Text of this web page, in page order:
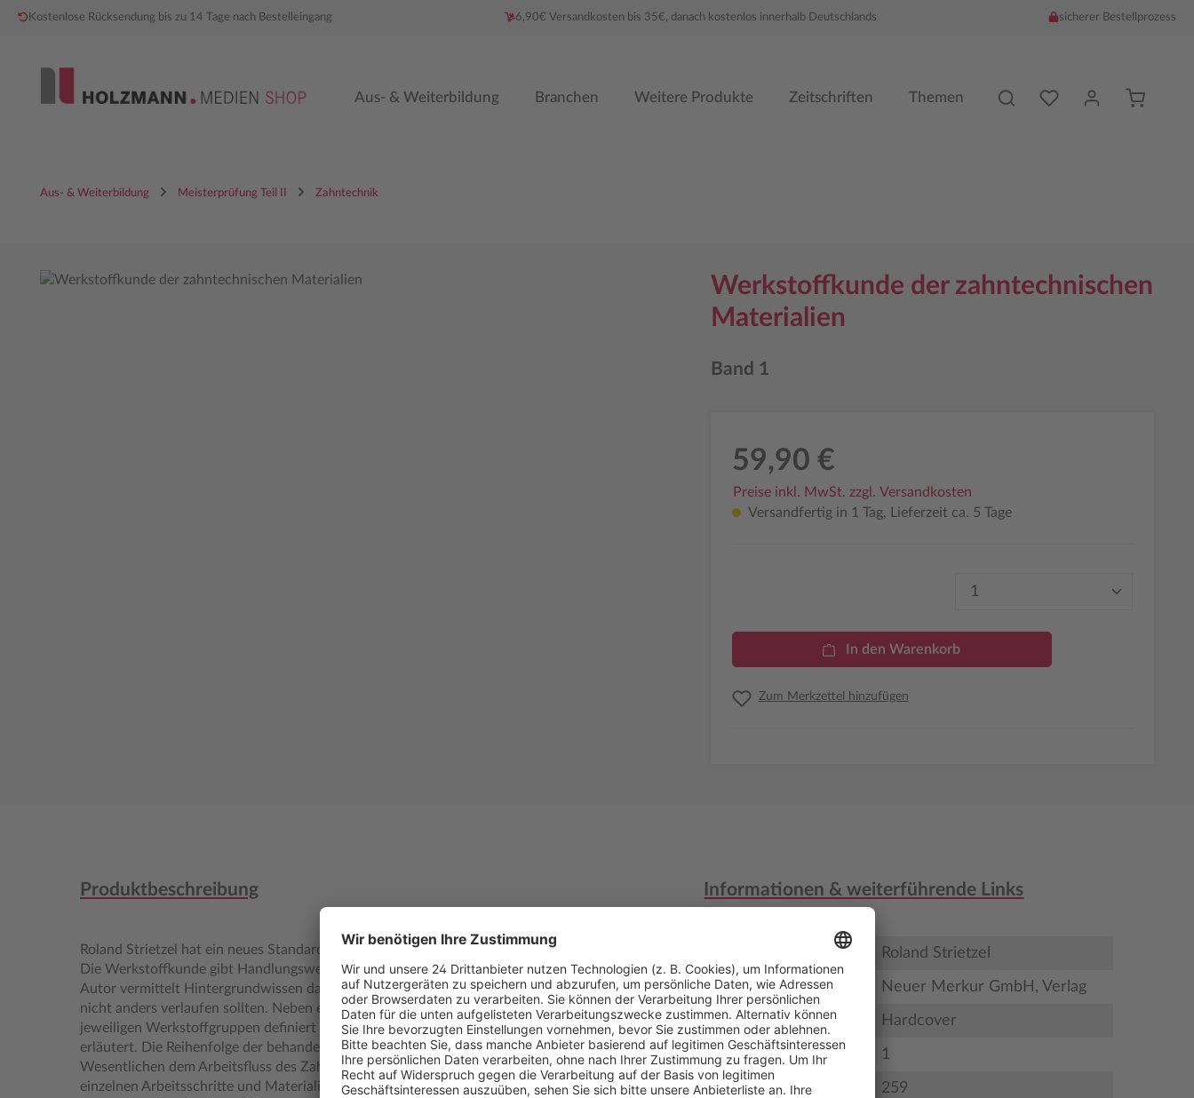
Kostenlose Rücksendung bis zu 14 Tage nach Bestelleingang 6,90€ Versandkosten bis 35€, danach kostenlos innerhalb Deutschlands sicherer Bestellprozess
Aus- & Weiterbildung Branchen Weitere Produkte Zeitschriften Themen Du hast %counter%
Aus- & Weiterbildung Meisterprüfung Teil II Zahntechnik
Bildergalerie überspringen
Werkstoffkunde der zahntechnischen
Materialien
Band 1
59,90 €
Preise inkl. MwSt. zzgl. Versandkosten
Versandfertig in 1 Tag, Lieferzeit ca. 5 Tage
Produkt Anzahl: Gib
In den Warenkorb
Zum Merkzettel hinzufügen
Produktbeschreibung
Roland Strietzel hat ein neues Standardwerk für die Zahntechnik geschaffen.
Die Werkstoffkunde gibt Handlungsweisen für Herstellungsprozesse vor. Der
Autor vermittelt Hintergrundwissen dazu, warum bestimmte Prozesse so und
nicht anders verlaufen sollten. Neben einer kurzen Historie werden die
jeweiligen Werkstoffgruppen definiert und eingeteilt sowie deren Eigenschaften
erläutert. Die Reihenfolge der behandelten Werkstoffgruppen folgt im
Wesentlichen dem Arbeitsfluss des Zahntechnikers. Die Bedeutung der
einzelnen Arbeitsschritte und Materialien wird dargelegt. Neben dem bisherigen
Informationen & weiterführende Links
Roland Strietzel
Verlag Neuer Merkur GmbH, Verlag
Medientyp Hardcover
Auflage 1
Anzahl Abbildungen 259